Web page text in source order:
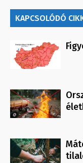
KAPCSOLÓDÓ